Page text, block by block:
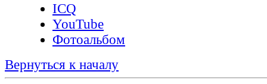
ICQ
YouTube
Фотоальбом
Вернуться к началу